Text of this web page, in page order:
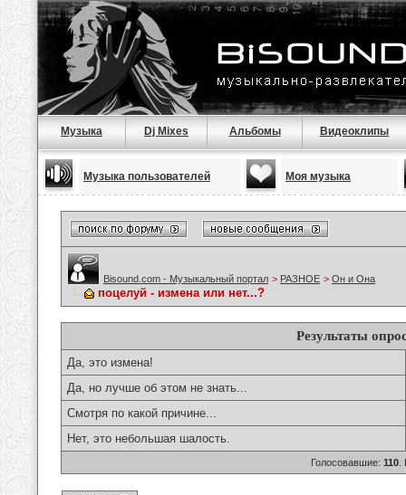
Музыка Dj Mixes Альбомы Видеоклипы
Музыка пользователей Моя музыка
Bisound.com - Музыкальный портал > РАЗНОЕ > Он и Она
поцелуй - измена или нет...?
Результаты
Да, это измена!
Да, но лучше об этом не знать...
Смотря по какой причине...
Нет, это небольшая шалость.
Голосовавшие: 110